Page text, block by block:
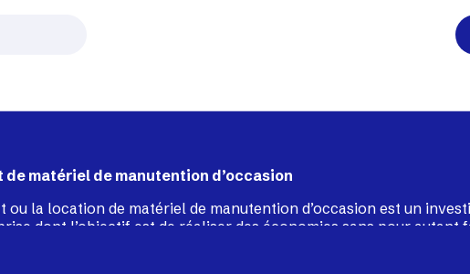
de matériel de manutention d’occasion
ou la location de matériel de manutention d’occasion est un
dont l’objectif est de réaliser des économies sans pour autant
Notre service dédié au matériel d’occasion sélectionne
, chariots à mât rétractable, transpalettes,